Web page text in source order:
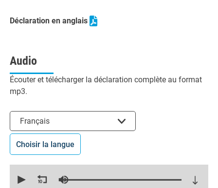
Déclaration en anglais
Audio
Écouter et télécharger la déclaration complète au format
mp3.
Français
Choisir la langue
seconds